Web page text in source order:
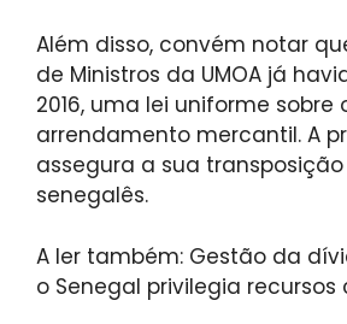
Além disso, convém notar
de Ministros da UMOA já
2016, uma lei uniforme sobre
arrendamento mercantil. A
assegura a sua
senegalês.
A ler também: Gestão da
o Senegal privilegia recursos